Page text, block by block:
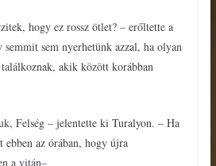
hogy ez rossz ötlet? – erőltette a
sem nyerhetünk azzal, ha olyan
találkoznak, akik között korábban
Felség – jelentette ki Turalyon. – Ha
az órában, hogy újra
a vitán–